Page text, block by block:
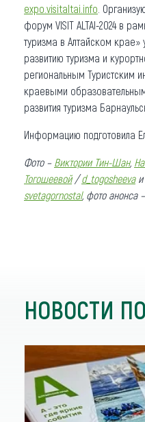
expo.visitaltai.info .
форум VISIT ALTAI-2024 в
туризма в Алтайском крае»
развитию туризма и
региональным Туристским
краевыми
развития туризма
Информацию подготовила
Фото – Виктории Тин-Шан,
Тогошеевой/d_togosheevaи
svetagornostal, фото анонса –
НОВОСТИ